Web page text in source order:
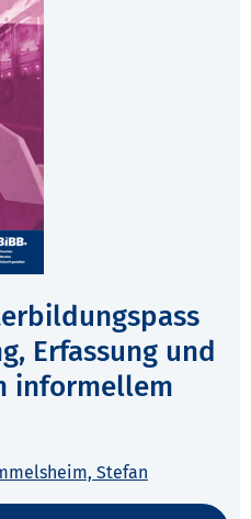
Erfassung und
informellem
Stefan